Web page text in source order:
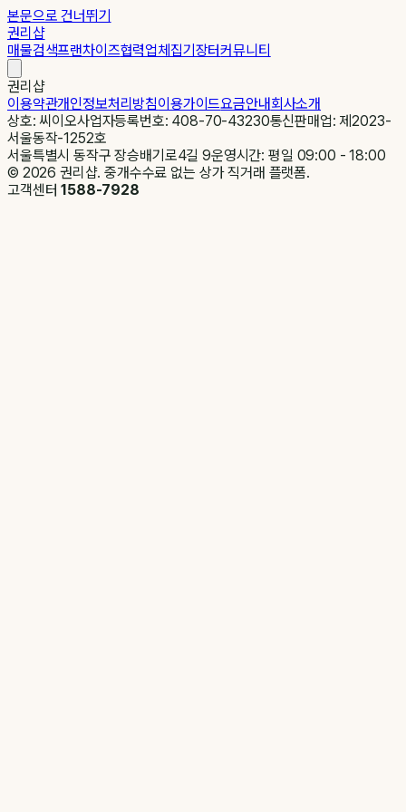
본문으로 건너뛰기
권리샵
매물검색프랜차이즈협력업체집기장터커뮤니티
권리샵
이용약관개인정보처리방침이용가이드요금안내회사소개
상호: 씨이오사업자등록번호: 408-70-43230통신판매업: 제2023-
서울동작-1252호
서울특별시 동작구 장승배기로4길 9운영시간: 평일 09:00 - 18:00
© 2026 권리샵. 중개수수료 없는 상가 직거래 플랫폼.
고객센터1588-7928